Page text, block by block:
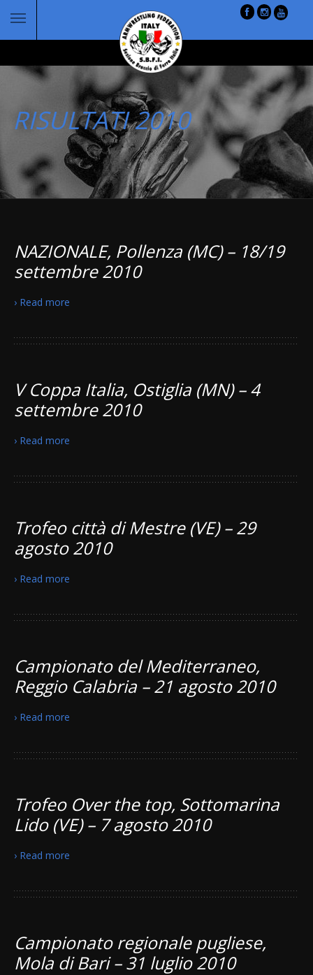
RISULTATI 2010
NAZIONALE, Pollenza (MC) – 18/19
settembre 2010
› Read more
V Coppa Italia, Ostiglia (MN) – 4
settembre 2010
› Read more
Trofeo città di Mestre (VE) – 29
agosto 2010
› Read more
Campionato del Mediterraneo,
Reggio Calabria – 21 agosto 2010
› Read more
Trofeo Over the top, Sottomarina
Lido (VE) – 7 agosto 2010
› Read more
Campionato regionale pugliese,
Mola di Bari – 31 luglio 2010